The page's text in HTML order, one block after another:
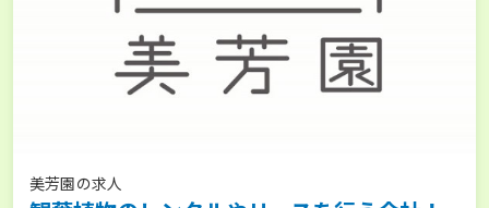
美芳園の求人